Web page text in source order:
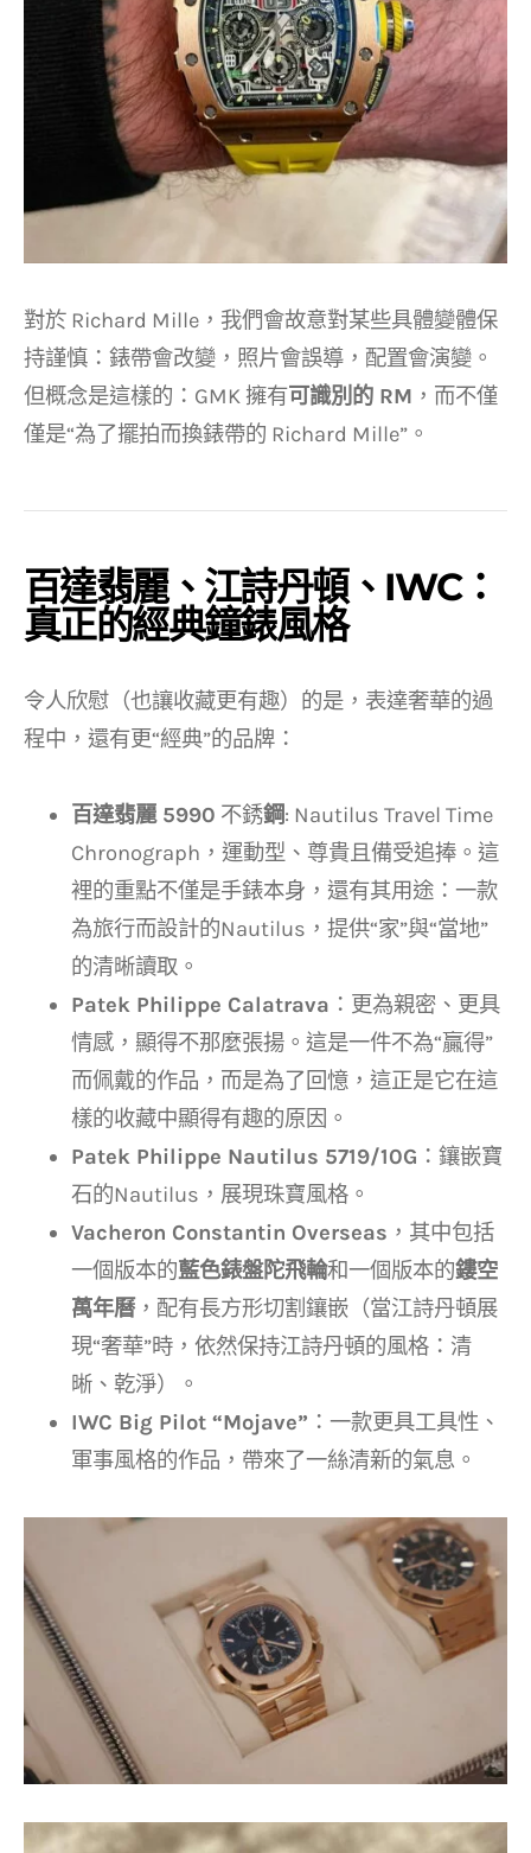
對於 Richard Mille，我們會故意對某些具體變體保
持謹慎：錶帶會改變，照片會誤導，配置會演變。
但概念是這樣的：GMK 擁有可識別的 RM ，而不僅
僅是“為了擺拍而換錶帶的 Richard Mille”。
百達翡麗、江詩丹頓、IWC：
真正的經典鐘錶風格
令人欣慰（也讓收藏更有趣）的是，表達奢華的過
程中，還有更“經典”的品牌：
百達翡麗 5990 不銹鋼: Nautilus Travel Time
Chronograph，運動型、尊貴且備受追捧。這
裡的重點不僅是手錶本身，還有其用途：一款
為旅行而設計的Nautilus，提供“家”與“當地”
的清晰讀取。
Patek Philippe Calatrava ：更為親密、更具
情感，顯得不那麼張揚。這是一件不為“贏得”
而佩戴的作品，而是為了回憶，這正是它在這
樣的收藏中顯得有趣的原因。
Patek Philippe Nautilus 5719/10G ：鑲嵌寶
石的Nautilus，展現珠寶風格。
Vacheron Constantin Overseas ，其中包括
一個版本的藍色錶盤陀飛輪和一個版本的鏤空
萬年曆 ，配有長方形切割鑲嵌（當江詩丹頓展
現“奢華”時，依然保持江詩丹頓的風格：清
晰、乾淨）。
IWC Big Pilot “Mojave” ：一款更具工具性、
軍事風格的作品，帶來了一絲清新的氣息。